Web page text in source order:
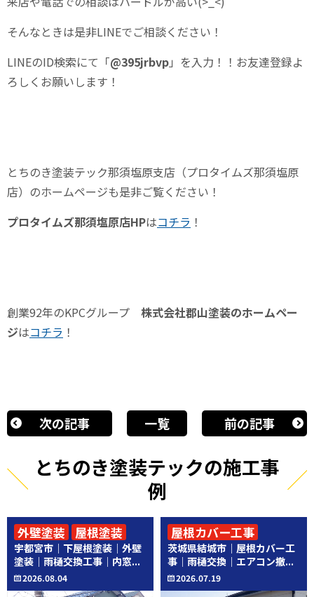
そんなときは是非LINEでご相談ください！
LINEのID検索にて「@395jrbvp」を入力！！お友達登録よ
ろしくお願いします！
とちのき塗装テック那須塩原支店（プロタイムズ那須塩原
店）のホームページも是非ご覧ください！
プロタイムズ那須塩原店HPはコチラ ！
創業92年のKPCグループ 株式会社郡山塗装のホームペー
ジはコチラ ！
次の記事 一覧 前の記事
とちのき塗装テックの施工事
例
宇都宮市｜下屋根塗装｜外壁
塗装｜雨樋交換工事｜内窓...
2026.08.04
外壁塗装
屋根塗装
その他工事
茨城県結城市｜屋根カバー工
事｜雨樋交換｜エアコン撤...
2026.07.19
屋根カバー工事
その他工事